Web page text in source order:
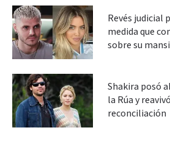
Revés judicial
medida que
sobre su
Shakira posó
la Rúa y
reconciliación